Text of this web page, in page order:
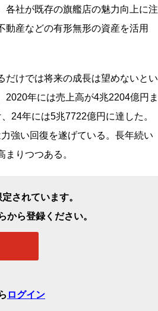
社が既存の旗艦店の魅力向上に注
動産などの有形無形の資産を活用
けでは将来の成長は望めないとい
2020年には売上高が4兆2204億円ま
24年には5兆7722億円に達した。
強い回復を遂げている。長年続い
りつつある。
されています。
から登録ください。
ログイン